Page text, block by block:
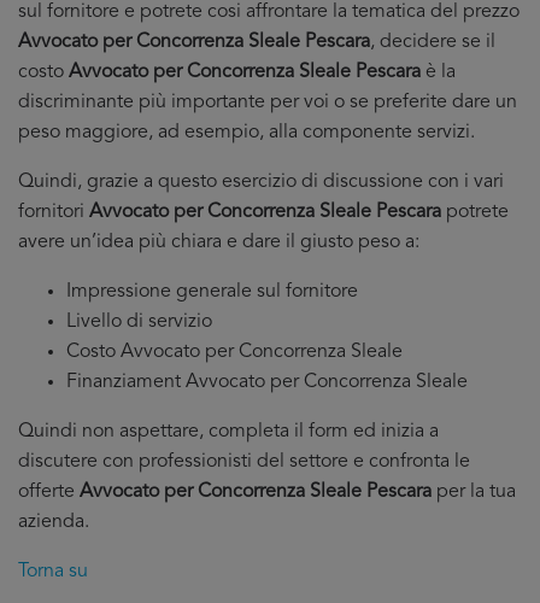
sul fornitore e potrete cosi affrontare la tematica del prezzo
Avvocato per Concorrenza Sleale Pescara, decidere se il
costo Avvocato per Concorrenza Sleale Pescara è la
discriminante più importante per voi o se preferite dare un
peso maggiore, ad esempio, alla componente servizi.
Quindi, grazie a questo esercizio di discussione con i vari
fornitori Avvocato per Concorrenza Sleale Pescara potrete
avere un’idea più chiara e dare il giusto peso a:
Impressione generale sul fornitore
Livello di servizio
Costo Avvocato per Concorrenza Sleale
Finanziament Avvocato per Concorrenza Sleale
Quindi non aspettare, completa il form ed inizia a
discutere con professionisti del settore e confronta le
offerte Avvocato per Concorrenza Sleale Pescara per la tua
azienda.
Torna su